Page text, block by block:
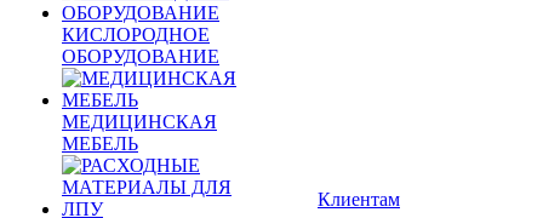
КИСЛОРОДНОЕ
ОБОРУДОВАНИЕ
МЕДИЦИНСКАЯ
МЕБЕЛЬ
Клиентам